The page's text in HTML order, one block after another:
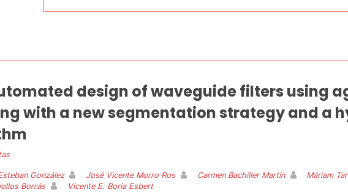
design of waveguide filters using
with a new segmentation strategy and a
González José Vicente Morro Ros Carmen Bachiller Martín Máriam
Borrás
Vicente E. Boria Esbert